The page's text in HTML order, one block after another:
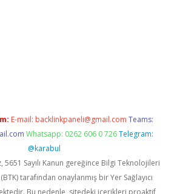
E-mail: backlinkpaneli@gmail.com Teams:
Whatsapp: 0262 606 0 726 Telegram:
@karabul
5651 Sayılı Kanun gereğince Bilgi Teknolojileri
tarafından onaylanmış bir Yer Sağlayıcı
Bu nedenle, sitedeki içerikleri proaktif